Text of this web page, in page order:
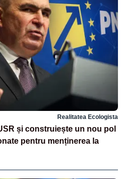
Realitatea Ecologista
și construiește un nou pol
pentru menținerea la